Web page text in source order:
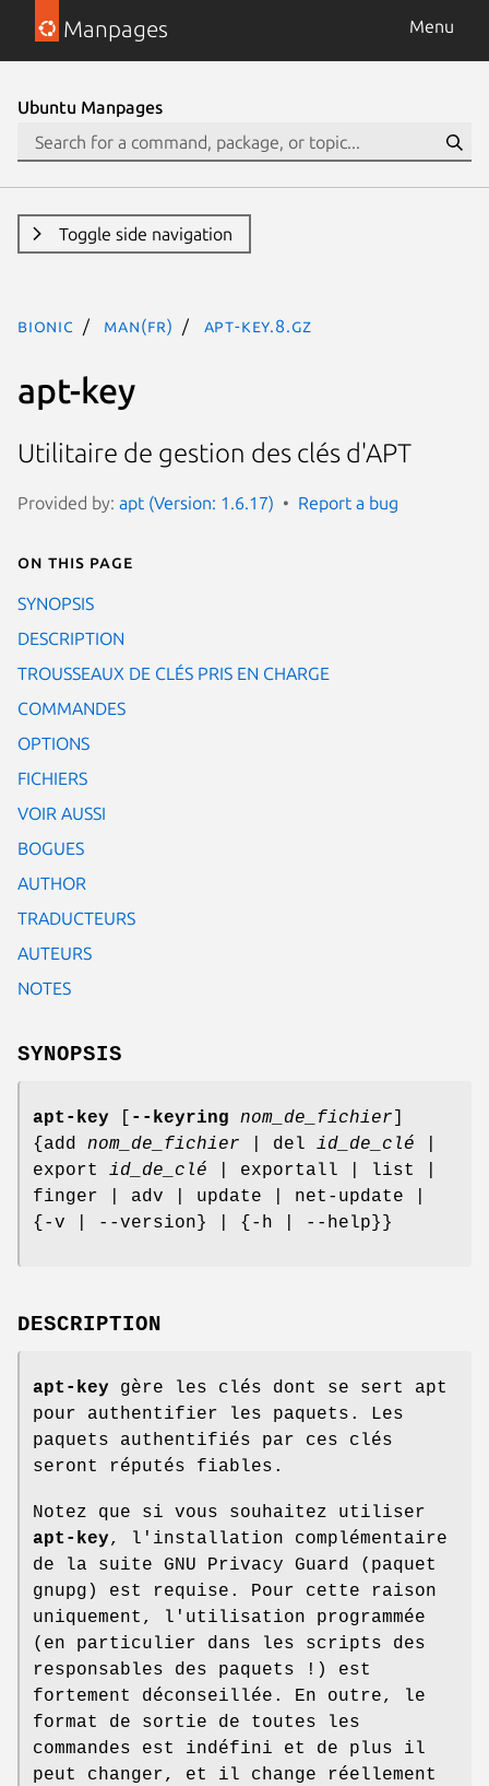
Manpages Menu
Ubuntu Manpages
Toggle side navigation
bionic man(fr) apt-key.8.gz
apt-key
Utilitaire de gestion des clés d'APT
Provided by: apt (Version: 1.6.17) Report a bug
On this page
SYNOPSIS
DESCRIPTION
TROUSSEAUX DE CLÉS PRIS EN CHARGE
COMMANDES
OPTIONS
FICHIERS
VOIR AUSSI
BOGUES
AUTHOR
TRADUCTEURS
AUTEURS
NOTES
SYNOPSIS
apt-key --keyring nom_de_fichier
{add nom_de_fichier | del id_de_clé
export id_de_clé | exportall | list |
finger | adv | update | net-update |
{-v | --version} | {-h | --help}}
DESCRIPTION
apt-key gère les clés dont se sert apt
pour authentifier les paquets. Les
paquets authentifiés par ces clés
seront réputés fiables.
Notez que si vous souhaitez utiliser
apt-key, l'installation complémentaire
de la suite GNU Privacy Guard (paquet
gnupg) est requise. Pour cette raison
uniquement, l'utilisation programmée
(en particulier dans les scripts des
responsables des paquets !) est
fortement déconseillée. En outre, le
format de sortie de toutes les
commandes est indéfini et de plus il
peut changer, et il change réellement